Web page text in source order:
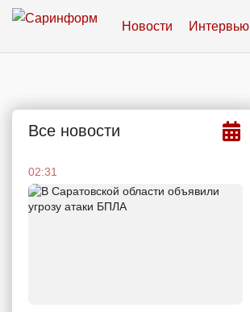
Новости Интервью
Все новости
02:31